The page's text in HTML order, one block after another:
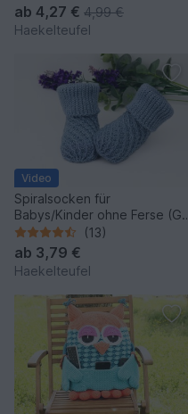
ab 4,27 € 4,99 €
Haekelteufel
Video
Spiralsocken für
Babys/Kinder ohne Ferse (Gr.
50-116, veränderbar)
(13)
ab 3,79 €
Haekelteufel